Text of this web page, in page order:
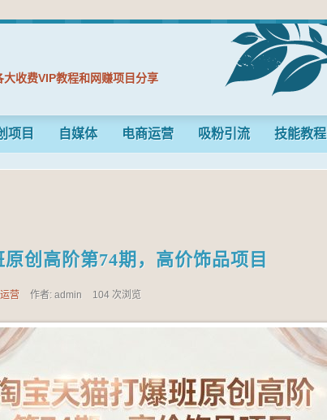
收费VIP教程和网赚项目分享
项目 自媒体 电商运营 吸粉引流 技能教程
创高阶第74期，高价饰品项目
营 作者: admin 104 次浏览